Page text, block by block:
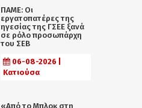
ΠΑΜΕ: Οι
εργατοπατέρες της
ηγεσίας της ΓΣΕΕ ξανά
σε ρόλο προσωπάρχη
του ΣΕΒ
06-08-2026 |
Κατιούσα